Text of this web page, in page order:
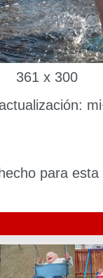
361 x 300
para esta